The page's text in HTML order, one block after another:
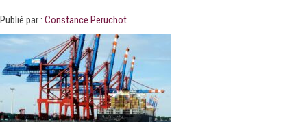
Publié par : Constance Peruchot